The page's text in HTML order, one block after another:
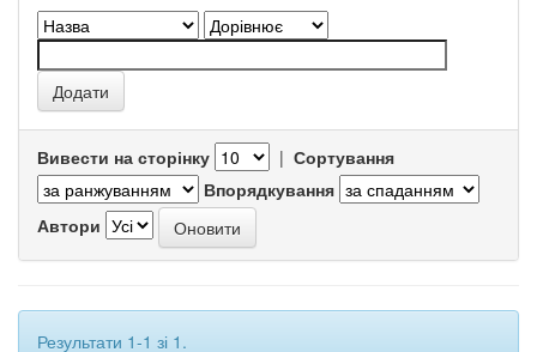
Вивести на сторінку | Сортування
Впорядкування
Автори
Результати 1-1 зі 1.